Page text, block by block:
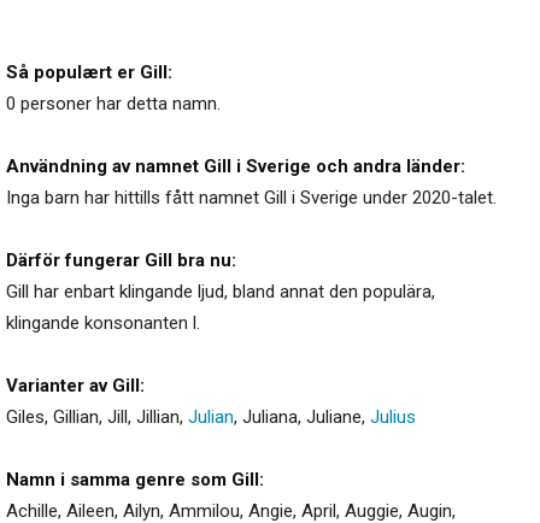
Så populært er Gill:
0 personer har detta namn.
Användning av namnet Gill i Sverige och andra länder:
Inga barn har hittills fått namnet Gill i Sverige under 2020-talet.
Därför fungerar Gill bra nu:
Gill har enbart klingande ljud, bland annat den populära,
klingande konsonanten l.
Varianter av Gill:
Giles, Gillian, Jill, Jillian, Julian, Juliana, Juliane, Julius
Namn i samma genre som Gill:
Achille, Aileen, Ailyn, Ammilou, Angie, April, Auggie, Augin,